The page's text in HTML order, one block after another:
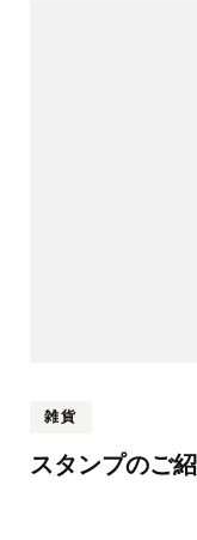
雑貨
スタンプのご